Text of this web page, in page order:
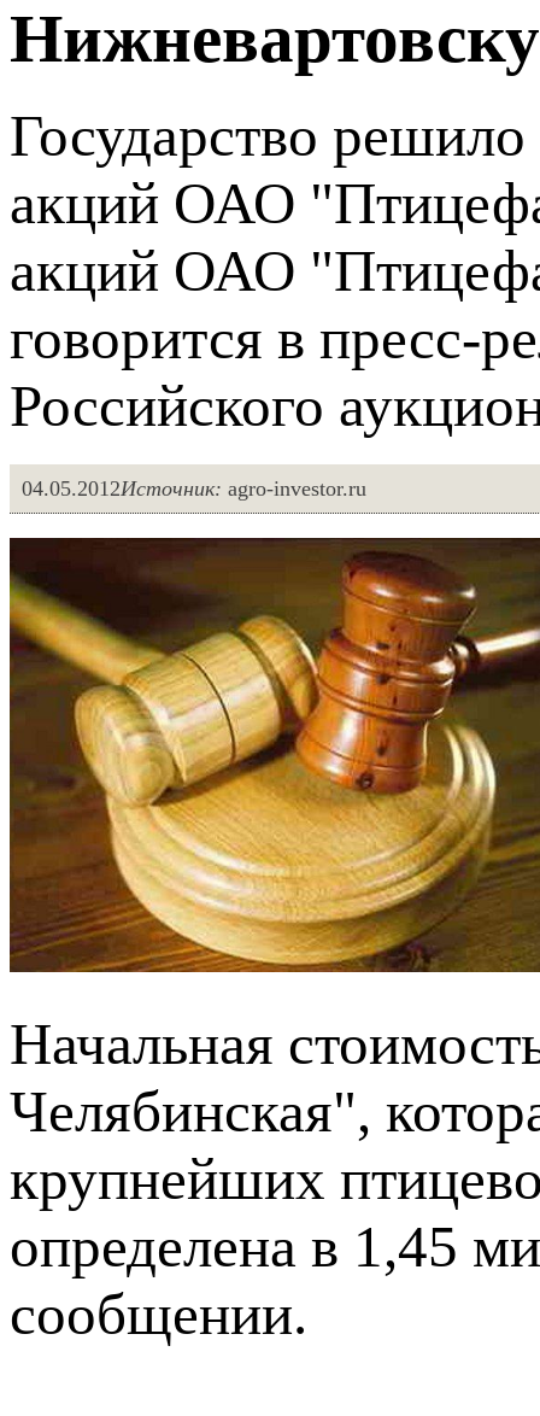
Государство
акций ОАО
акций ОАО
говорится в пресс-
Российского
04.05.2012Источник: agro-investor.ru
Начальная
Челябинская",
крупнейших
определена в 1,45
сообщении.